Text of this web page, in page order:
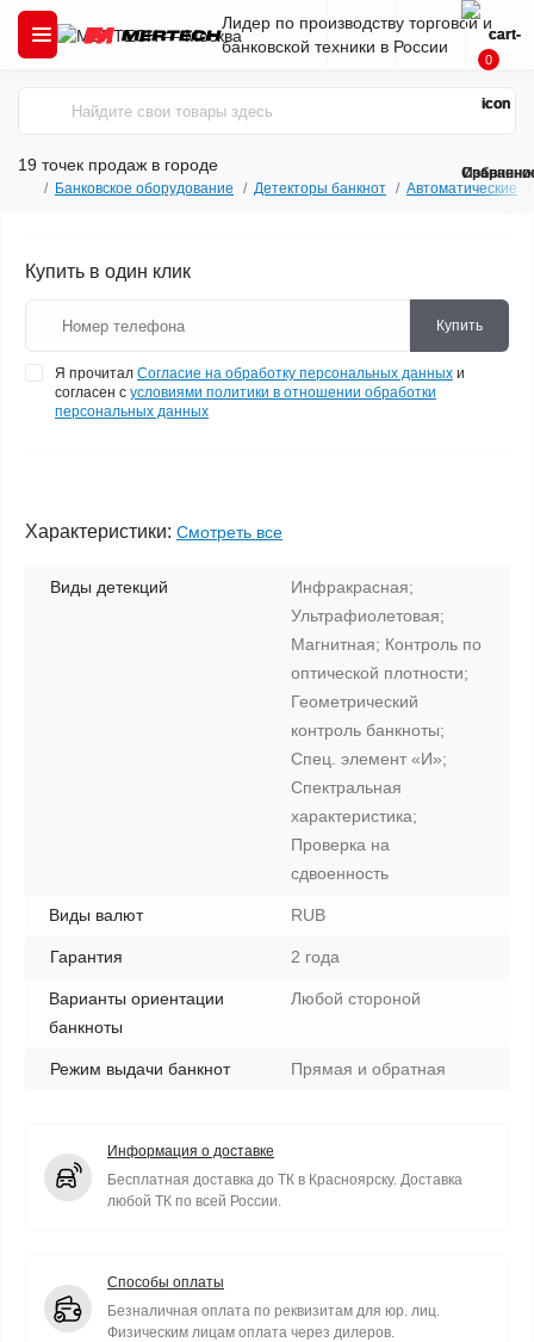
Лидер по производству торговой и
банковской техники в России
19 точек продаж в городе
0
Банковское оборудование Детекторы банкнот Автоматические
Купить в один клик
Купить
Я прочитал Согласие на обработку персональных данных и
согласен с условиями политики в отношении обработки
персональных данных
Характеристики: Смотреть все
Виды детекций
Инфракрасная;
Ультрафиолетовая;
Магнитная; Контроль по
оптической плотности;
Геометрический
контроль банкноты;
Спец. элемент «И»;
Спектральная
характеристика;
Проверка на
сдвоенность
Виды валют RUB
Гарантия 2 года
Варианты ориентации
банкноты
Любой стороной
Режим выдачи банкнот Прямая и обратная
Информация о доставке
Бесплатная доставка до ТК в Красноярску. Доставка
любой ТК по всей России.
Способы оплаты
Безналичная оплата по реквизитам для юр. лиц.
Физическим лицам оплата через дилеров.